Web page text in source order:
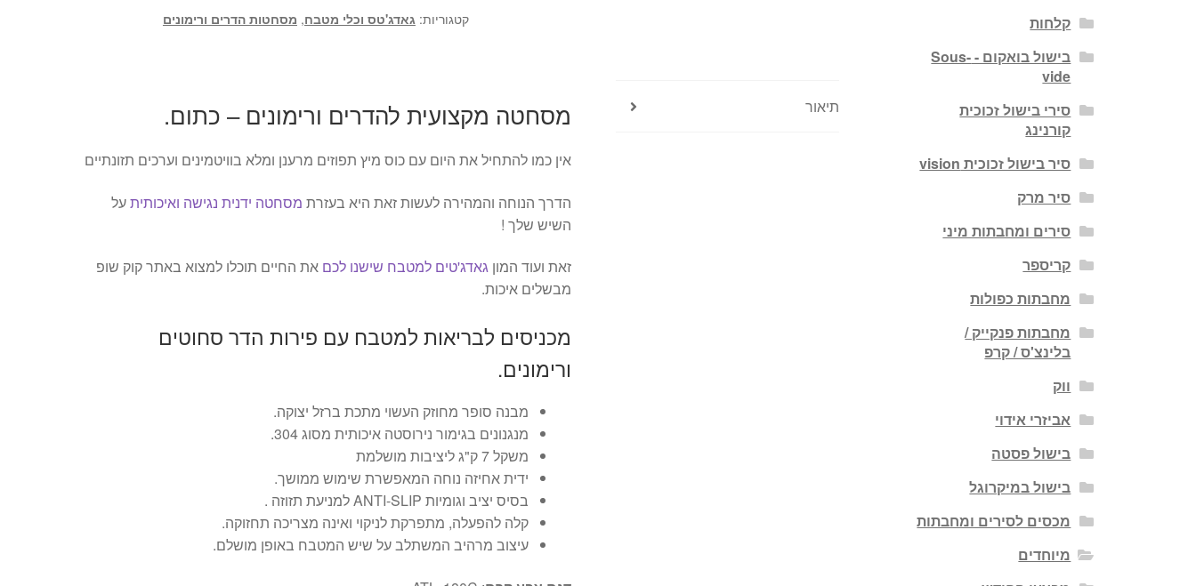
קטגוריות:גאדג'טס וכלי מטבח, מסחטות הדרים ורימונים
תיאור מסחטה מקצועית להדרים ורימונים – כתום.
אין כמו להתחיל את היום עם כוס מיץ תפוזים מרענן ומלא בוויטמינים וערכים תזונתיים
הדרך הנוחה והמהירה לעשות זאת היא בעזרת מסחטה ידנית נגישה ואיכותיתעל
השיש שלך !
זאת ועוד המוןגאדג'טים למטבח שישנו לכם את החיים תוכלו למצוא באתר קוק שופ
מבשלים איכות.
מכניסים לבריאות למטבח עם פירות הדר סחוטים
ורימונים.
מבנה סופר מחוזק העשוי מתכת ברזל יצוקה.
מנגנונים בגימור נירוסטה איכותית מסוג 304.
משקל 7 ק"ג ליציבות מושלמת
ידית אחיזה נוחה המאפשרת שימוש ממושך.
בסיס יציב וגומיות ANTI-SLIP למניעת תזוזה .
קלה להפעלה, מתפרקת לניקוי ואינה מצריכה תחזוקה.
עיצוב מרהיב המשתלב על שיש המטבח באופן מושלם.
קלחות
בישול בואקום - Sous-
vide
סירי בישול זכוכית
קורנינג
סיר בישול זכוכית vision
סיר מרק
סירים ומחבתות מיני
קריספר
מחבתות כפולות
מחבתות פנקייק /
בלינצ'ס / קרפ
ווק
אביזרי אידוי
בישול פסטה
בישול במיקרוגל
מכסים לסירים ומחבתות
מיוחדים